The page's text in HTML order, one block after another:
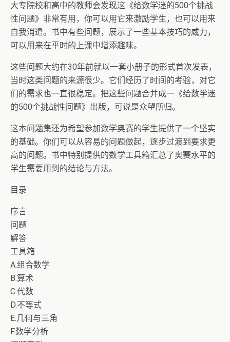
大专院校和高中的教师会发现这《给数学迷的500个挑战
性问题》非常有用，你可以用它来激励学生，也可以用来
自我消遣。书中有些问题，展示了一些基本技巧的威力，
可以用来在平时的上课中增添趣味。
这些问题大约在30年前就以一套小册子的形式首次发表，
当时这类问题的来源很少。它们经历了时间的考验，对它
们的需求也一直很稳定。把这些问题合并成一《给数学迷
的500个挑战性问题》出版，可说是众望所归。
这本问题集还为希望参加数学奥赛的学生提供了一个坚实
的基础。你们可以从容易的问题做起，逐步过渡到要求更
高的问题。书中特别提供的数学工具箱汇总了奥赛水平的
学生需要用到的结论与方法。
目录
序言
问题
解答
工具箱
A.组合数学
B.算术
C.代数
D.不等式
E.几何与三角
F.数学分析